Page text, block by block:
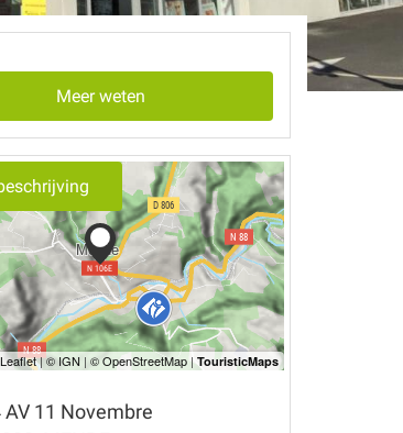
Meer weten
AV 11 Novembre